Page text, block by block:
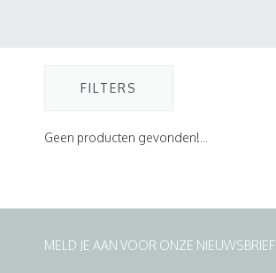
FILTERS
Geen producten gevonden!...
MELD JE AAN VOOR ONZE NIEUWSBRIEF